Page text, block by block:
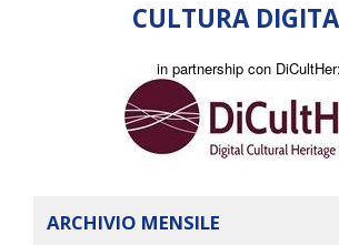
CULTURA
in partnership con DiCultHer:
ARCHIVIO MENSILE